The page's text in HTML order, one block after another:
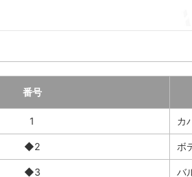
番号
1 カ
◆2 ボ
◆3 バ